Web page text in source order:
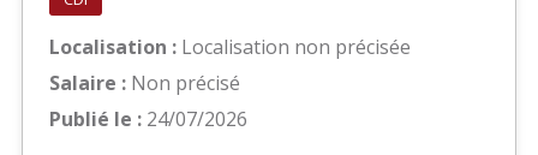
Localisation : Localisation non précisée
Salaire : Non précisé
Publié le : 24/07/2026